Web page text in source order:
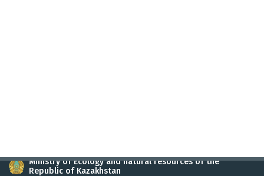
Ministry of Ecology and natural resources of the
Republic of Kazakhstan